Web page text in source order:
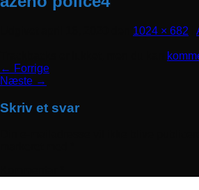
1024 × 682
← Forrige
Næste →
Skriv et svar